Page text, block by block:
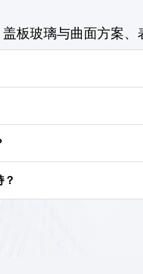
板玻璃与曲面方案